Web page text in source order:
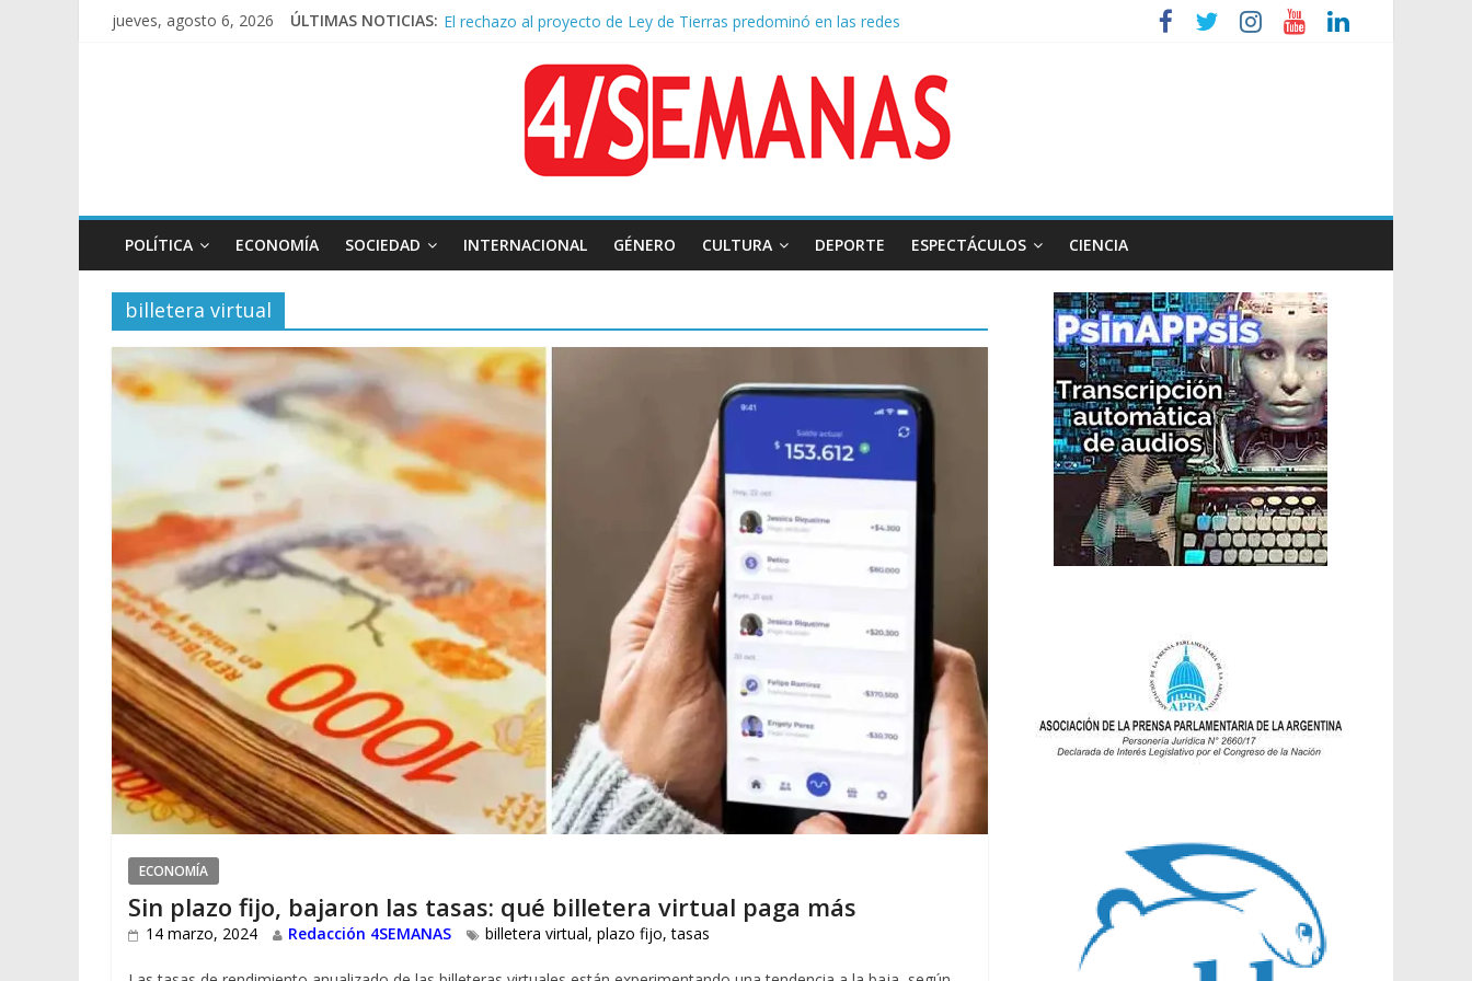
jueves, agosto 6, 2026 ÚLTIMAS NOTICIAS: El rechazo al proyecto de Ley de Tierras predominó en las redes
Confirmado: el papa León XIV visitará la Argentina entre el 8 y el 11 de noviembre
Crisis diplomática: Brasil retiró a su embajador de la Argentina tras los insultos de Milei a Lula
POLÍTICA ECONOMÍA SOCIEDAD INTERNACIONAL GÉNERO CULTURA DEPORTE ESPECTÁCULOS CIENCIA
billetera virtual
ECONOMÍA
Sin plazo fijo, bajaron las tasas: qué billetera virtual paga más
14 marzo, 2024 Redacción 4SEMANAS billetera virtual, plazo fijo,tasas